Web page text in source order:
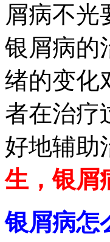
屑病不光
银屑病的
绪的变化
者在治疗
好地辅助
生，银屑
银屑病